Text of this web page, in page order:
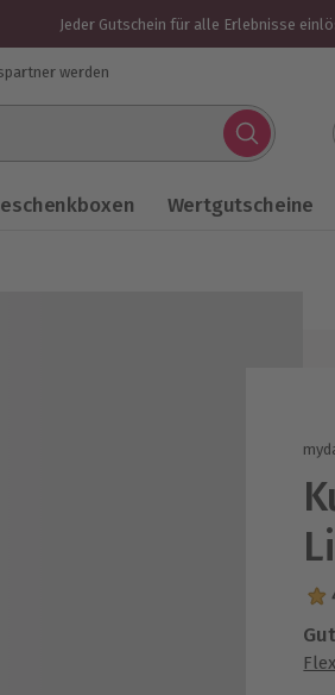
Jeder Gutschein für alle Erlebnisse
werden
Wertgutscheine
4